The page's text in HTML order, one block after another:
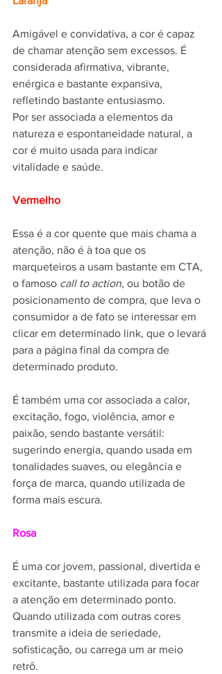
Amigável e convidativa, a cor é capaz
de chamar atenção sem excessos. É
considerada afirmativa, vibrante,
enérgica e bastante expansiva,
refletindo bastante entusiasmo.
Por ser associada a elementos da
natureza e espontaneidade natural, a
cor é muito usada para indicar
vitalidade e saúde.
Vermelho
Essa é a cor quente que mais chama a
atenção, não é à toa que os
marqueteiros a usam bastante em CTA,
o famoso call to action, ou botão de
posicionamento de compra, que leva o
consumidor a de fato se interessar em
clicar em determinado link, que o levará
para a página final da compra de
determinado produto.
É também uma cor associada a calor,
excitação, fogo, violência, amor e
paixão, sendo bastante versátil:
sugerindo energia, quando usada em
tonalidades suaves, ou elegância e
força de marca, quando utilizada de
forma mais escura.
Rosa
É uma cor jovem, passional, divertida e
excitante, bastante utilizada para focar
a atenção em determinado ponto.
Quando utilizada com outras cores
transmite a ideia de seriedade,
sofisticação, ou carrega um ar meio
retrô.